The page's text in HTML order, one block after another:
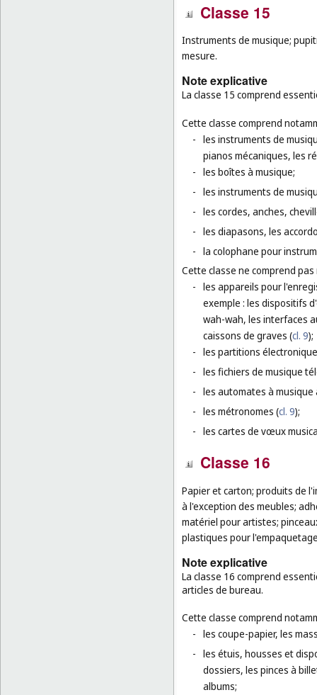
Classe 15
Instruments de musique;
mesure.
Note explicative
La classe 15 comprend
Cette classe comprend
- les instruments de
pianos mécaniques, les
- les boîtes à musique;
- les instruments de
- les cordes, anches,
- les diapasons, les
- la colophane pour
Cette classe ne comprend
- les appareils pour
exemple : les dispositifs
wah-wah, les interfaces
caissons de graves (cl. 9);
- les partitions
- les fichiers de musique
- les automates à musique
- les métronomes (cl. 9);
- les cartes de vœux
Classe 16
Papier et carton; produits de
à l'exception des meubles;
matériel pour artistes;
plastiques pour
Note explicative
La classe 16 comprend
articles de bureau.
Cette classe comprend
- les coupe-papier, les
- les étuis, housses et
dossiers, les pinces à
albums;